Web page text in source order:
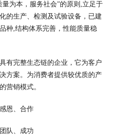
为本，服务社会”的原则,立足于
的生产、检测及试验设备，已建
种,结构体系完善，性能质量稳
有完整生态链的企业，它为客户
方案。为消费者提供较优质的产
营销模式。
恩、合作
队、成功